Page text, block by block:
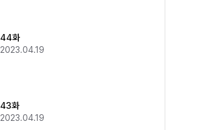
44화
2023.04.19
43화
2023.04.19